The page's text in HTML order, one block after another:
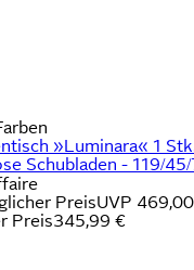
»Luminara« 1
Schubladen - 119/
PreisUVP
Preis345,99 €